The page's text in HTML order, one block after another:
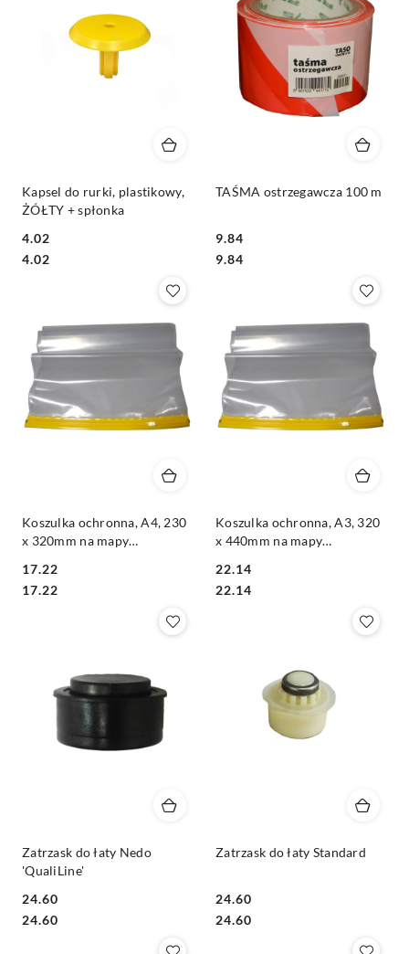
Kapsel do rurki, plastikowy,
ŻÓŁTY + spłonka
Cena:
4.02
Cena:
4.02
TAŚMA ostrzegawcza 100 m
Cena:
9.84
Cena:
9.84
Koszulka ochronna, A4, 230
x 320mm na mapy
Cena:
17.22
Cena:
17.22
Koszulka ochronna, A3, 320
x 440mm na mapy
Cena:
22.14
Cena:
22.14
Zatrzask do łaty Nedo
'QualiLine'
Cena:
24.60
Cena:
24.60
Zatrzask do łaty Standard
Cena:
24.60
Cena:
24.60